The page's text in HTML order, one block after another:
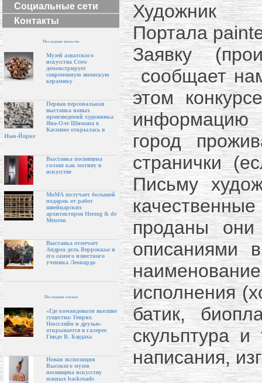
Социальные сети
Контакты
Последние новости
Музей азиатского
искусства Crow
демонстрирует
современную японскую
керамику
Первая персональная
выставка новых
произведений художника
Яна-Оле Шимана в
Касмине открылась в
Нью-Йорке
Выставка посвящена
голове как мотиву в
искусстве
МоМА получает большой
подарок от работ
швейцарских
архитекторов Herzog & de
Meuron
Выставка отмечает
Андреа дель Верроккьо и
его самого известного
ученика Леонардо
Последние статьи
«Где командовали высшие
существа: Генрих
Нюссляйн и друзья»
открывается в галерее
Гвидо В. Баудаха
Новая экспозиция
Высокого музея
посвящена искусству
южных backroads
Портала
Заявку
сообщает
этом
информацию
город
странички
Письму
проданы
описаниями
исполнения
батик,
скульптура
написания,